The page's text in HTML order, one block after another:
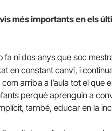
més importants en els
fa ni dos anys que soc
en constant canvi, i
arriba a l’aula tot el que
perquè aprenguin a
també, educar en la